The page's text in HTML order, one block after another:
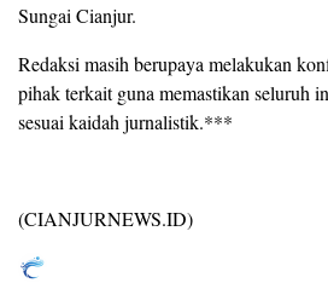
Sungai Cianjur.
Redaksi masih berupaya melakukan
pihak terkait guna memastikan seluruh
sesuai kaidah jurnalistik.***
(CIANJURNEWS.ID)